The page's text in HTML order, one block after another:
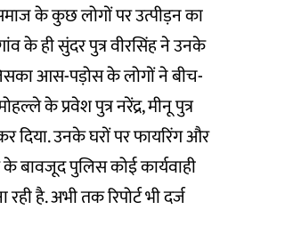
के कुछ लोगों पर उत्पीड़न का
के ही सुंदर पुत्र वीरसिंह ने उनके
आस-पड़ोस के लोगों ने बीच-
के प्रवेश पुत्र नरेंद्र, मीनू पुत्र
उनके घरों पर फायरिंग और
बावजूद पुलिस कोई कार्यवाही
है. अभी तक रिपोर्ट भी दर्ज